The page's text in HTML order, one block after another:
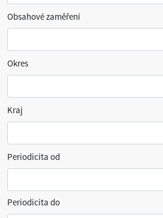
Obsahové zaměření
Okres
Kraj
Periodicita od
Periodicita do